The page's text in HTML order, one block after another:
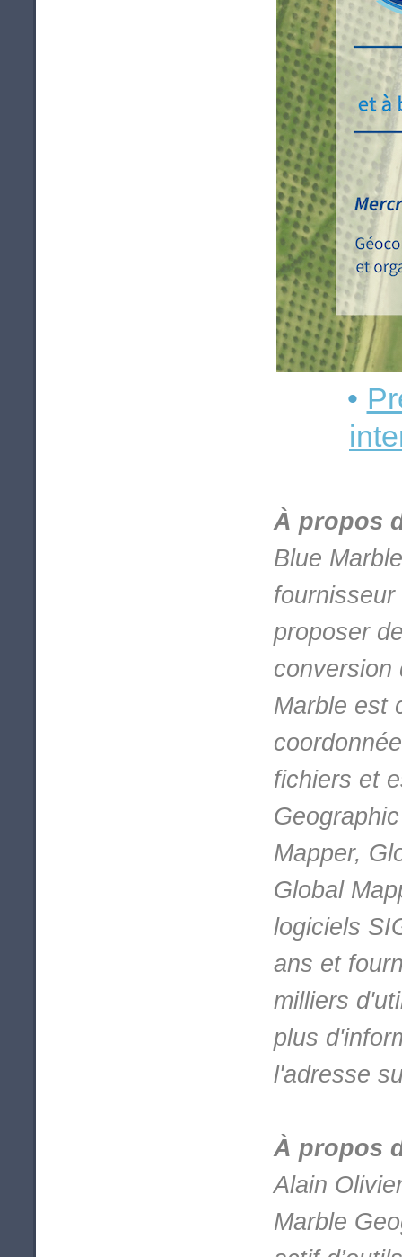
•
À propos
Blue
proposer
conversion
Marble est
fichiers et
Mapper,
Global
logiciels
ans et
milliers
plus
l'adresse
À propos
Alain
Marble